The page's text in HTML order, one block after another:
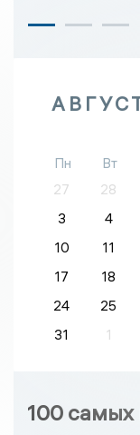
Пн Вт
27
28
3
4
10
11
17
18
24
25
31
1
100 самых